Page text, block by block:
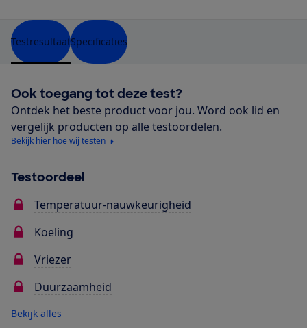
TestresultaatSpecificaties
Ook toegang tot deze test?
Ontdek het beste product voor jou. Word ook lid en
vergelijk producten op alle testoordelen.
Bekijk hier hoe wij testen
Testoordeel
Temperatuur-nauwkeurigheid
Koeling
Vriezer
Duurzaamheid
Bekijk alles